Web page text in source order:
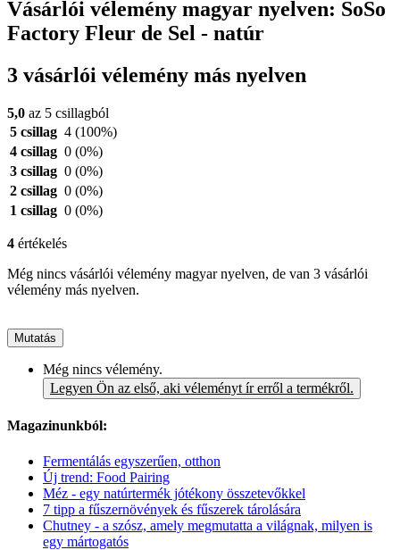
Vásárlói vélemény magyar nyelven: SoSo
Factory Fleur de Sel - natúr
3 vásárlói vélemény más nyelven
5,0 az 5 csillagból
5 csillag 4 (100%)
4 csillag 0 (0%)
3 csillag 0 (0%)
2 csillag 0 (0%)
1 csillag 0 (0%)
4 értékelés
Még nincs vásárlói vélemény magyar nyelven, de van 3 vásárlói
vélemény más nyelven.
Mutatás
Még nincs vélemény.
Legyen Ön az első, aki véleményt ír erről a termékről.
Magazinunkból:
Fermentálás egyszerűen, otthon
Új trend: Food Pairing
Méz - egy natúrtermék jótékony összetevőkkel
7 tipp a fűszernövények és fűszerek tárolására
Chutney - a szósz, amely megmutatta a világnak, milyen is
egy mártogatós